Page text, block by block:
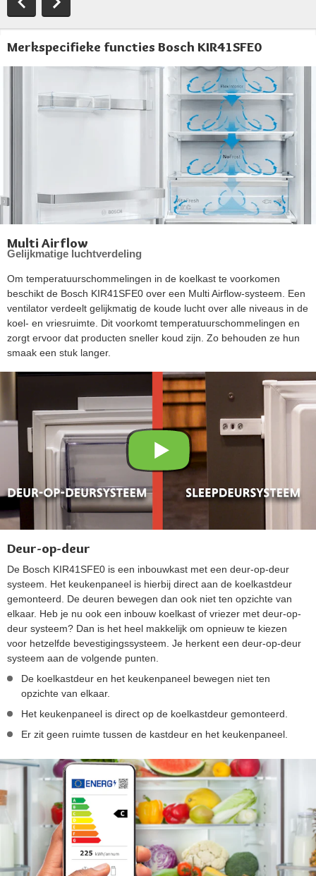
Merkspecifieke functies Bosch KIR41SFE0
Multi Airflow
Gelijkmatige luchtverdeling
Om temperatuurschommelingen in de koelkast te voorkomen
beschikt de Bosch KIR41SFE0 over een Multi Airflow-systeem. Een
ventilator verdeelt gelijkmatig de koude lucht over alle niveaus in de
koel- en vriesruimte. Dit voorkomt temperatuurschommelingen en
zorgt ervoor dat producten sneller koud zijn. Zo behouden ze hun
smaak een stuk langer.
Deur-op-deur
De Bosch KIR41SFE0 is een inbouwkast met een deur-op-deur
systeem. Het keukenpaneel is hierbij direct aan de koelkastdeur
gemonteerd. De deuren bewegen dan ook niet ten opzichte van
elkaar. Heb je nu ook een inbouw koelkast of vriezer met deur-op-
deur systeem? Dan is het heel makkelijk om opnieuw te kiezen
voor hetzelfde bevestigingssysteem. Je herkent een deur-op-deur
systeem aan de volgende punten.
De koelkastdeur en het keukenpaneel bewegen niet ten
opzichte van elkaar.
Het keukenpaneel is direct op de koelkastdeur gemonteerd.
Er zit geen ruimte tussen de kastdeur en het keukenpaneel.